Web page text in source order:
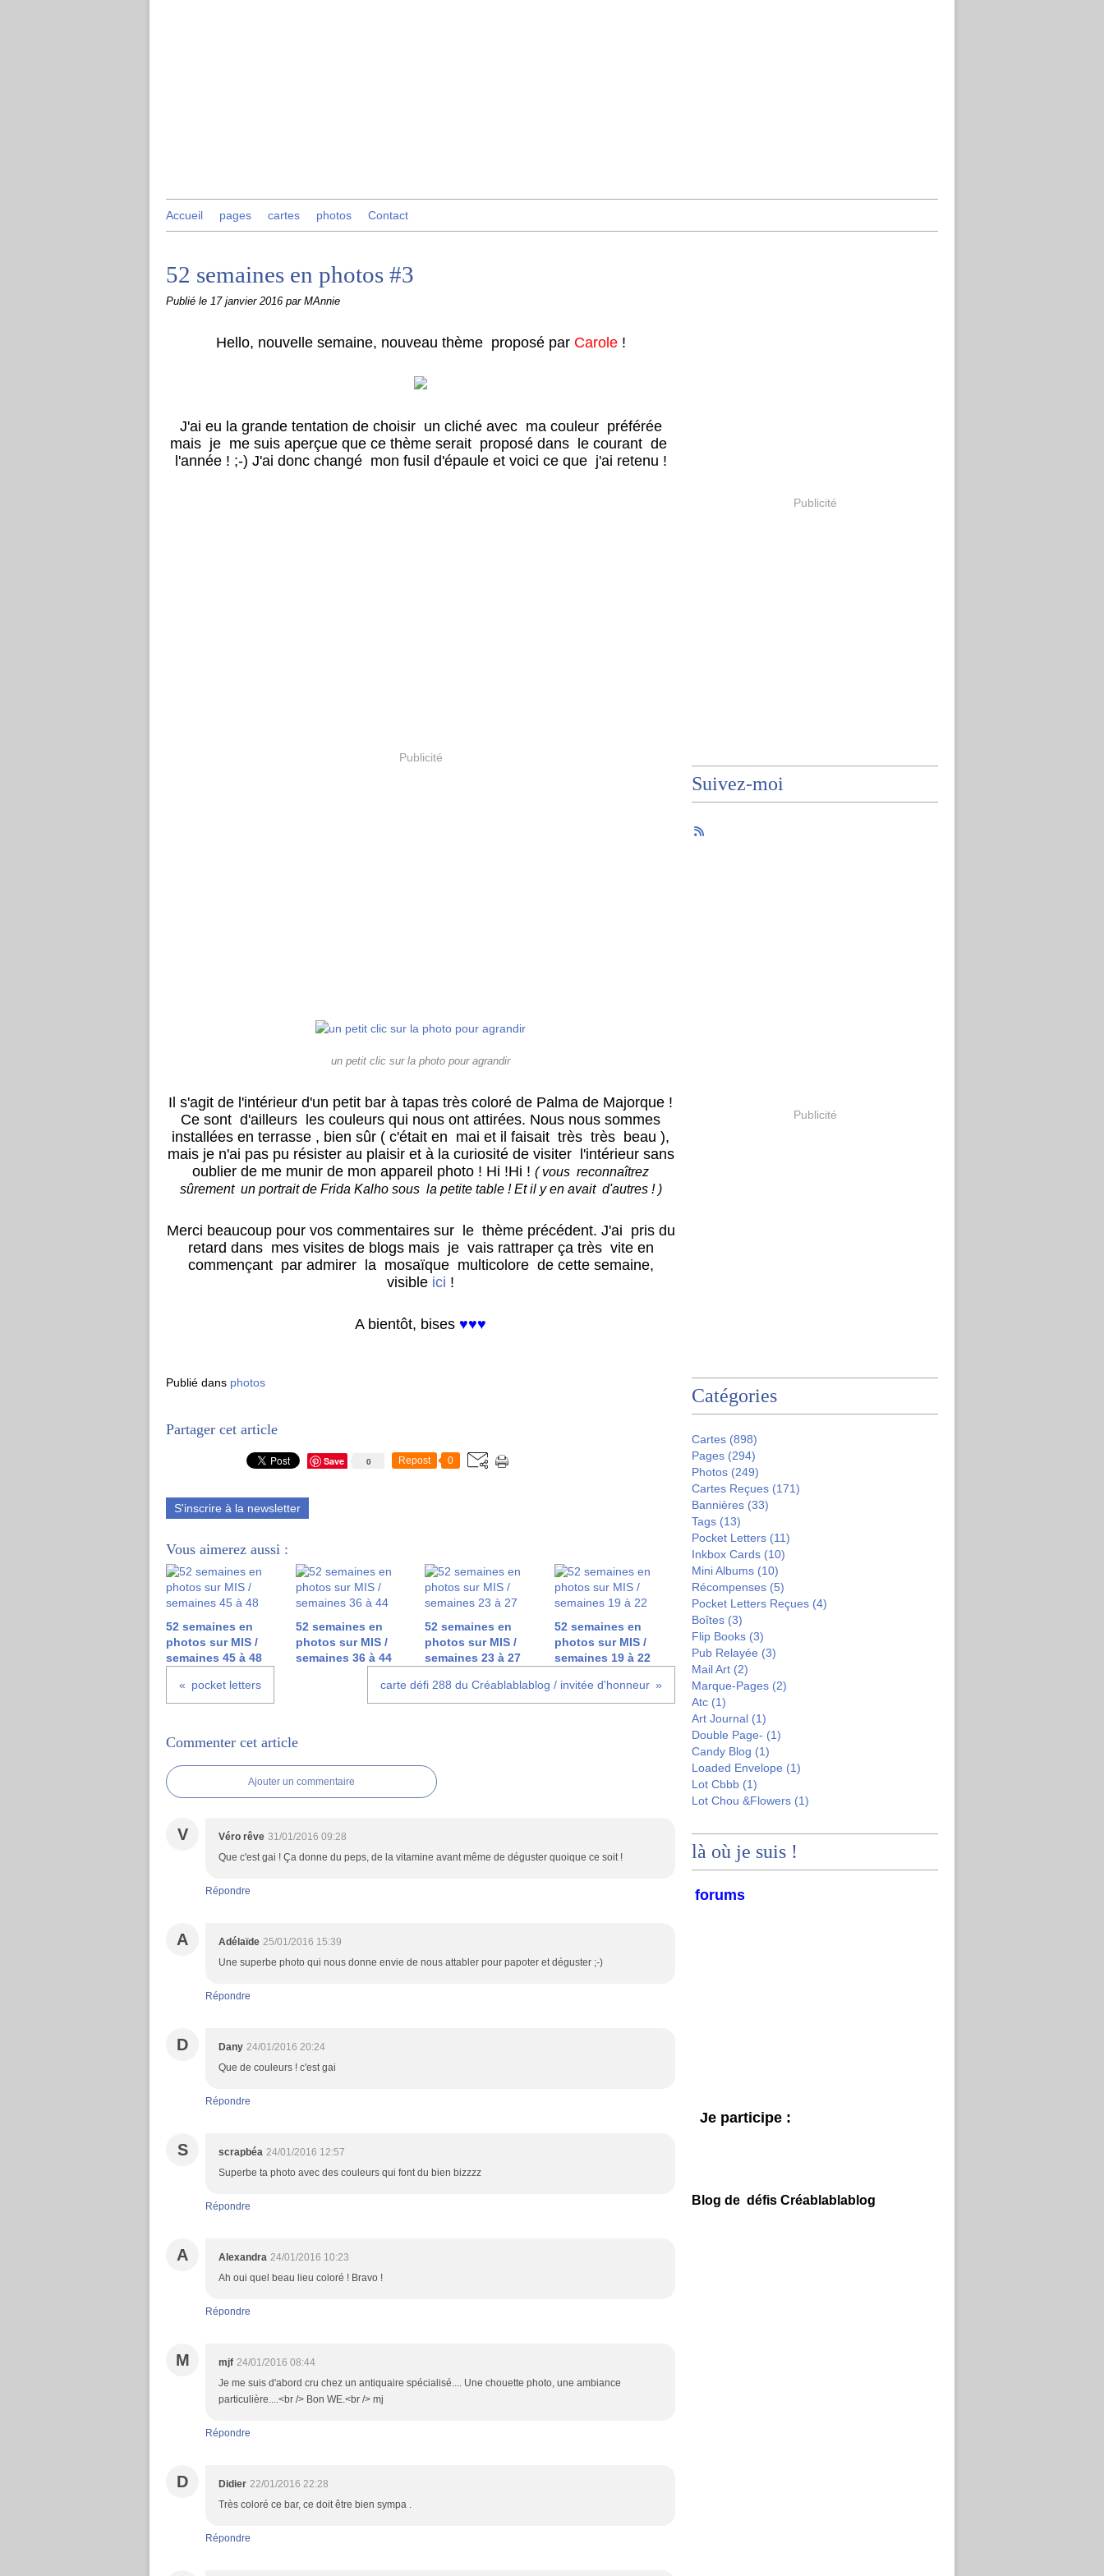
Accueil pages cartes photos Contact
52 semaines en photos #3
Publié le 17 janvier 2016 par MAnnie
Hello, nouvelle semaine, nouveau thème proposé par Carole!
J'ai eu la grande tentation de choisir un cliché avec ma couleur préférée
mais je me suis aperçue que ce thème serait proposé dans le courant de
l'année ! ;-) J'ai donc changé mon fusil d'épaule et voici ce que j'ai retenu !
Publicité
un petit clic sur la photo pour agrandir
Il s'agit de l'intérieur d'un petit bar à tapas très coloré de Palma de Majorque !
Ce sont d'ailleurs les couleurs qui nous ont attirées. Nous nous sommes
installées en terrasse , bien sûr ( c'était en mai et il faisait très très beau ),
mais je n'ai pas pu résister au plaisir et à la curiosité de visiter l'intérieur sans
oublier de me munir de mon appareil photo ! Hi !Hi ! ( vous reconnaîtrez
sûrement un portrait de Frida Kalho sous la petite table ! Et il y en avait d'autres ! )
Merci beaucoup pour vos commentaires sur le thème précédent. J'ai pris du
retard dans mes visites de blogs mais je vais rattraper ça très vite en
commençant par admirer la mosaïque multicolore de cette semaine,
visible ici !
A bientôt, bises ♥♥♥
Publié dans photos
Partager cet article
0
Save Repost 0
S'inscrire à la newsletter
Vous aimerez aussi :
52 semaines en
photos sur MIS /
semaines 45 à 48
52 semaines en
photos sur MIS /
semaines 36 à 44
52 semaines en
photos sur MIS /
semaines 23 à 27
52 semaines en
photos sur MIS /
semaines 19 à 22
pocket letters carte défi 288 du Créablablablog / invitée d'honneur
Commenter cet article
Ajouter un commentaire
V Véro rêve 31/01/2016 09:28
Que c'est gai ! Ça donne du peps, de la vitamine avant même de déguster quoique ce soit !
Répondre
A Adélaïde 25/01/2016 15:39
Une superbe photo qui nous donne envie de nous attabler pour papoter et déguster ;-)
Répondre
D Dany 24/01/2016 20:24
Que de couleurs ! c'est gai
Répondre
S scrapbéa 24/01/2016 12:57
Superbe ta photo avec des couleurs qui font du bien bizzzz
Répondre
A Alexandra 24/01/2016 10:23
Ah oui quel beau lieu coloré ! Bravo !
Répondre
M mjf 24/01/2016 08:44
Je me suis d'abord cru chez un antiquaire spécialisé.... Une chouette photo, une ambiance
particulière....<br /> Bon WE.<br /> mj
Répondre
D Didier 22/01/2016 22:28
Très coloré ce bar, ce doit être bien sympa .
Répondre
Publicité
Suivez-moi
Publicité
Catégories
Cartes (898)
Pages (294)
Photos (249)
Cartes Reçues (171)
Bannières (33)
Tags (13)
Pocket Letters (11)
Inkbox Cards (10)
Mini Albums (10)
Récompenses (5)
Pocket Letters Reçues (4)
Boîtes (3)
Flip Books (3)
Pub Relayée (3)
Mail Art (2)
Marque-Pages (2)
Atc (1)
Art Journal (1)
Double Page- (1)
Candy Blog (1)
Loaded Envelope (1)
Lot Cbbb (1)
Lot Chou &flowers (1)
là où je suis !
forums
Je participe :
Blog de défis Créablablablog